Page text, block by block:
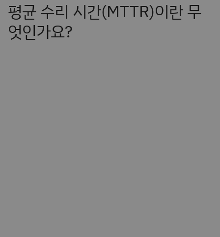
평균 수리 시간(MTTR)이란 무
엇인가요?